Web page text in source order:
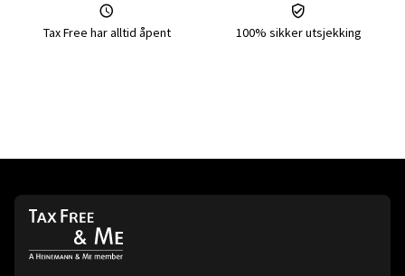
Tax Free har alltid åpent 100% sikker utsjekking